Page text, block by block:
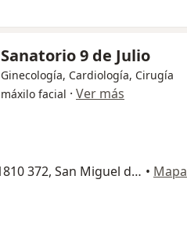
Sanatorio 9 de Julio
Ginecología, Cardiología, Cirugía
máxilo facial · Ver más
25 DE MAYO DE 1810 372, San Miguel de Tucumán • Mapa